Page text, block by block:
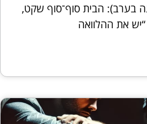
בערב): הבית סוף־סוף שקט,
את ההלוואה